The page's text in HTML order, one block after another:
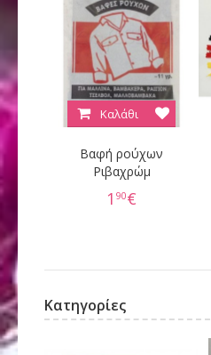
Βαφή ρούχων
Ριβαχρώμ
1 90€
Καλάθι
Κατηγορίες